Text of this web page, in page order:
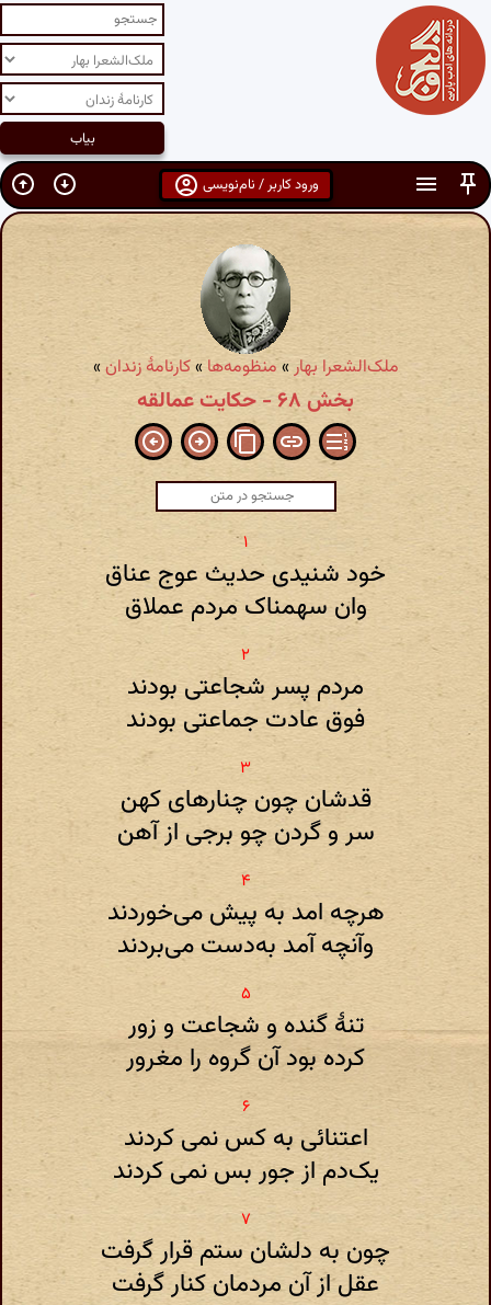
ورود کاربر / نام‌نویسی
ملک‌الشعرا بهار»منظومه‌ها »کارنامهٔ زندان»
بخش ۶۸ - حکایت عمالقه
خود شنیدی حدیث عوج عناق
وان سهمناک مردم عملاق
مردم پسر شجاعتی بودند
فوق عادت جماعتی بودند
قدشان چون چنارهای کهن
سر و گردن چو برجی از آهن
هرچه امد به پیش می‌خوردند
وآنچه آمد به‌دست می‌بردند
تنهٔ گنده و شجاعت و زور
کرده بود آن گروه را مغرور
اعتنائی به کس نمی کردند
یک‌دم از جور بس نمی کردند
چون به دلشان ستم قرار گرفت
عقل از آن مردمان کنار گرفت